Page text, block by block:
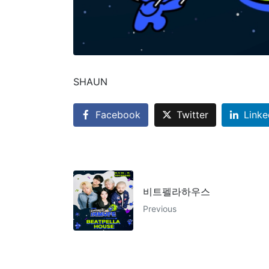
SHAUN
Facebook Twitter
비트펠라하우스
Previous